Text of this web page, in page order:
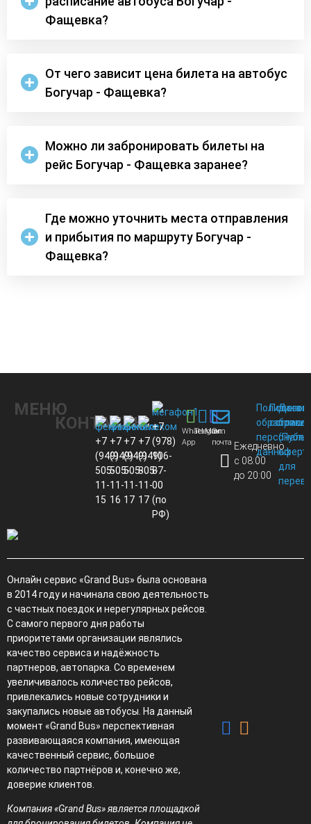
Фащевка?
От чего зависит цена билета на автобус
Богучар - Фащевка?
Можно ли забронировать билеты на
рейс Богучар - Фащевка заранее?
Где можно уточнить места отправления
и прибытия по маршруту Богучар -
Фащевка?
МЕНЮ
КОНТАКТЫ
+7
(949)
505-
11-
15
+7
(949)
505-
11-
16
+7
(949)
505-
11-
17
+7
(949)
805-
11-
17
+7
(978)
106-
87-
00
(по
РФ)
Whats
App
Telegram
MaxЭл.
почта Ежедневно
с 08:00
до 20:00
Политика
обработки
данных
для
Онлайн сервис «Grand Bus» была основана
в 2014 году и начинала свою деятельность
с частных поездок и нерегулярных рейсов.
С самого первого дня работы
приоритетами организации являлись
качество сервиса и надёжность
партнеров, автопарка. Со временем
увеличивалось количество рейсов,
привлекались новые сотрудники и
закупались новые автобусы. На данный
момент «Grand Bus» перспективная
развивающаяся компания, имеющая
качественный сервис, большое
количество партнёров и, конечно же,
доверие клиентов.
Компания «Grand Bus» является площадкой